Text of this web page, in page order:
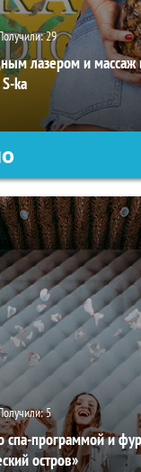
29
лазером и массаж
ka
5
спа-программой и
остров»